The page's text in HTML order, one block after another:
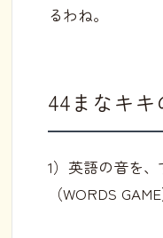
るわね。
44まなキキ
1）英語の音を
（WORDS GAME